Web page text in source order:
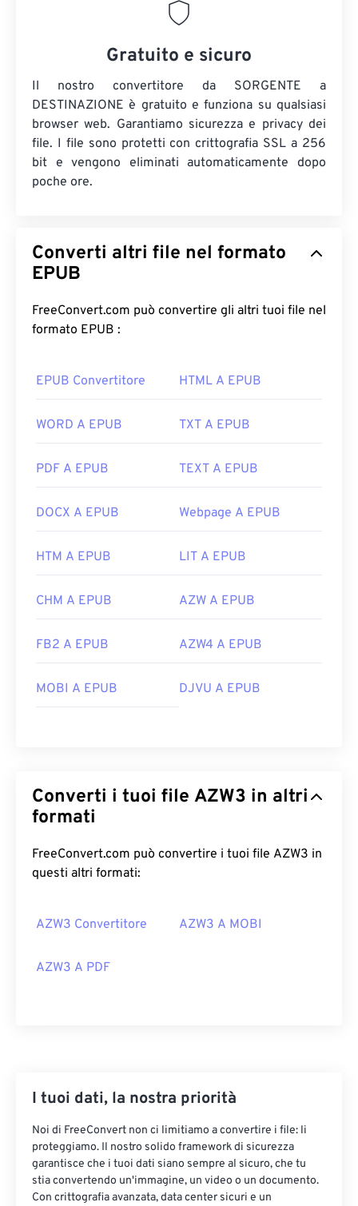
Gratuito e sicuro
Il nostro convertitore da SORGENTE a
DESTINAZIONE è gratuito e funziona su qualsiasi
browser web. Garantiamo sicurezza e privacy dei
file. I file sono protetti con crittografia SSL a 256
bit e vengono eliminati automaticamente dopo
poche ore.
Converti altri file nel formato
EPUB
FreeConvert.com può convertire gli altri tuoi file nel
formato EPUB :
EPUB Convertitore HTML A EPUB
WORD A EPUB TXT A EPUB
PDF A EPUB TEXT A EPUB
DOCX A EPUB Webpage A EPUB
HTM A EPUB LIT A EPUB
CHM A EPUB AZW A EPUB
FB2 A EPUB AZW4 A EPUB
MOBI A EPUB DJVU A EPUB
Converti i tuoi file AZW3 in altri
formati
FreeConvert.com può convertire i tuoi file AZW3 in
questi altri formati:
AZW3 Convertitore AZW3 A MOBI
AZW3 A PDF
I tuoi dati, la nostra priorità
Noi di FreeConvert non ci limitiamo a convertire i file: li
proteggiamo. Il nostro solido framework di sicurezza
garantisce che i tuoi dati siano sempre al sicuro, che tu
stia convertendo un'immagine, un video o un documento.
Con crittografia avanzata, data center sicuri e un